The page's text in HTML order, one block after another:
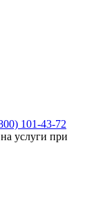
101-43-72
услуги при